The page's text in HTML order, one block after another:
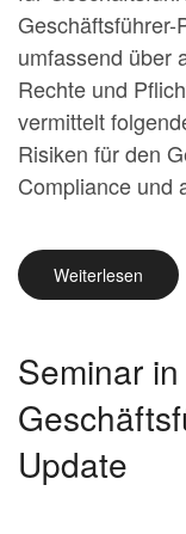
umfassend über
Rechte und
vermittelt
Risiken für den
Compliance und
Weiterlesen
Seminar
Update